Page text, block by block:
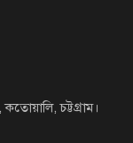
চট্টগ্রাম।